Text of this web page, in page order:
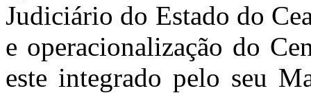
Judiciário do Estado do
e operacionalização do
este integrado pelo seu